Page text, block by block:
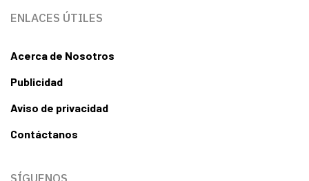
ENLACES ÚTILES
Acerca de Nosotros
Publicidad
Aviso de privacidad
Contáctanos
SÍGUENOS